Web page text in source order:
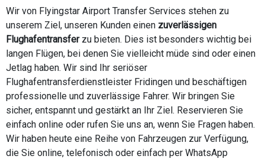
Wir von Flyingstar Airport Transfer Services stehen zu
unserem Ziel, unseren Kunden einen zuverlässigen
Flughafentransferzu bieten. Dies ist besonders wichtig bei
langen Flügen, bei denen Sie vielleicht müde sind oder einen
Jetlag haben. Wir sind Ihr seriöser
Flughafentransferdienstleister Fridingen und beschäftigen
professionelle und zuverlässige Fahrer. Wir bringen Sie
sicher, entspannt und gestärkt an Ihr Ziel. Reservieren Sie
einfach online oder rufen Sie uns an, wenn Sie Fragen haben.
Wir haben heute eine Reihe von Fahrzeugen zur Verfügung,
die Sie online, telefonisch oder einfach per WhatsApp